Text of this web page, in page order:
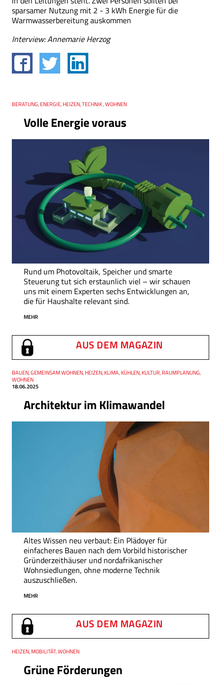
sparsamer Nutzung mit 2 - 3 kWh Energie für die
Warmwasserbereitung auskommen
Interview: Annemarie Herzog
Volle Energie voraus
Thema
BERATUNG, ENERGIE, HEIZEN, TECHNIK , WOHNEN
Rund um Photovoltaik, Speicher und smarte
Steuerung tut sich erstaunlich viel – wir schauen
uns mit einem Experten sechs Entwicklungen an,
die für Haushalte relevant sind.
MEHR
AUS DEM MAGAZIN
Architektur im Klimawandel
Thema
BAUEN, GEMEINSAM WOHNEN, HEIZEN, KLIMA, KÜHLEN, KULTUR, RAUMPLANUNG,
WOHNEN
Datum
18.06.2025
Altes Wissen neu verbaut: Ein Plädoyer für
einfacheres Bauen nach dem Vorbild historischer
Gründerzeithäuser und nordafrikanischer
Wohnsiedlungen, ohne moderne Technik
auszuschließen.
MEHR
AUS DEM MAGAZIN
Grüne Förderungen
Thema
HEIZEN, MOBILITÄT, WOHNEN